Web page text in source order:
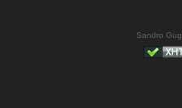
Sandro